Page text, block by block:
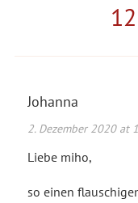
Johanna
2. Dezember 2020 at
Liebe miho,
so einen